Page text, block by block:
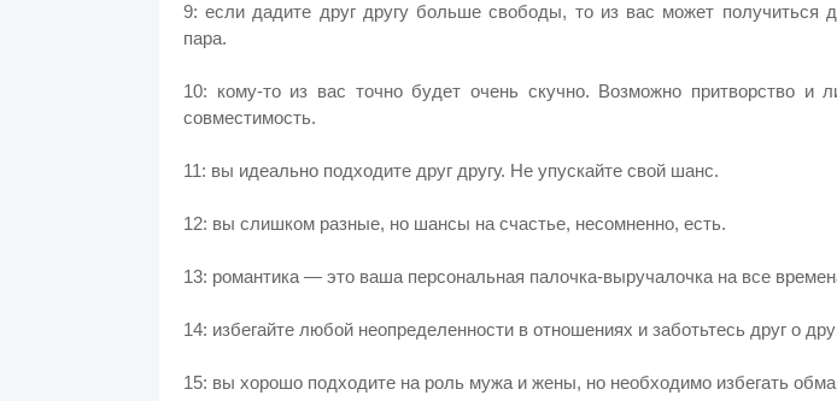
9: если дадите друг другу больше свободы, то из вас может получиться
пара.
10: кому-то из вас точно будет очень скучно. Возможно притворство и
совместимость.
11: вы идеально подходите друг другу. Не упускайте свой шанс.
12: вы слишком разные, но шансы на счастье, несомненно, есть.
13: романтика — это ваша персональная палочка-выручалочка на все
14: избегайте любой неопределенности в отношениях и заботьтесь друг о
15: вы хорошо подходите на роль мужа и жены, но необходимо избегать